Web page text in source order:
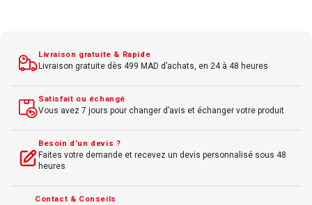
Connectivité Wi-Fi 6, Bluetooth 5.2
Ports USB 3.2 Gen 1, USB-C, HDMI
Format Mini Tower
Idéal usage professionnel et bureautique avancé
Livraison gratuite & Rapide
Livraison gratuite dès 499 MAD d’achats, en 24 à 48 heures
Satisfait ou échangé
Vous avez 7 jours pour changer d’avis et échanger votre produit
Besoin d’un devis ?
Faites votre demande et recevez un devis personnalisé sous 48
heures
Contact & Conseils